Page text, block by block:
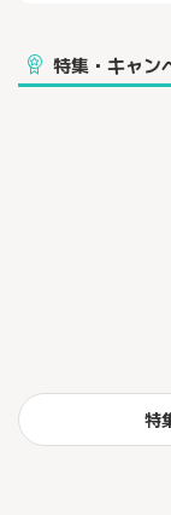
特集・キャン
特